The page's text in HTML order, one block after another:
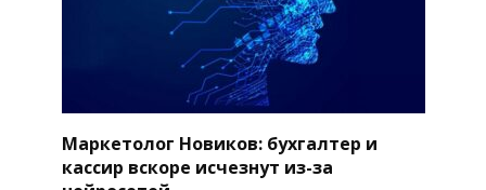
Маркетолог Новиков: бухгалтер и
кассир вскоре исчезнут из-за